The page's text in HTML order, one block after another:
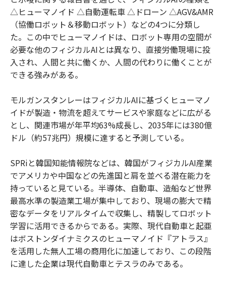
△ヒューマノイド △自動運転車 △ドローン △AGV&AMR
（協働ロボット＆移動ロボット）などの4つに分類し
た。この中でヒューマノイドは、ロボット専用の空間が
必要な他のフィジカルAIとは異なり、直接労働現場に投
入され、人間と共に働くか、人間の代わりに働くことが
できる強みがある。
モルガンスタンレーはフィジカルAIに基づくヒューマノ
イドが製造・物流を超えてサービスや家庭などに広がる
とし、関連市場が年平均63%成長し、2035年には380億
ドル（約57兆円）規模に達すると予測している。
SPRiと韓国知能情報院などは、韓国がフィジカルAI産業
でアメリカや中国などの先進国と肩を並べる潜在能力を
持っていると見ている。半導体、自動車、造船など世界
最高水準の製造業工場が集中しており、現場の膨大で精
密なデータをリアルタイムで収集し、精製してロボット
学習に活用できるからである。実際、現代自動車と起亜
はボストンダイナミクスのヒューマノイド『アトラス』
を活用した無人工場の商用化に加速しており、この段階
に達した企業は現代自動車とテスラのみである。